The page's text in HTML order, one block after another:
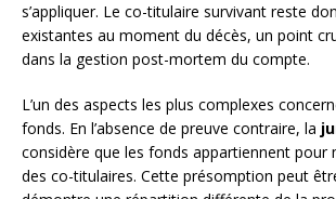
s’appliquer. Le co-titulaire survivant reste
existantes au moment du décès, un point
dans la gestion post-mortem du compte.
L’un des aspects les plus complexes
fonds. En l’absence de preuve contraire, la
considère que les fonds appartiennent pour
des co-titulaires. Cette présomption peut